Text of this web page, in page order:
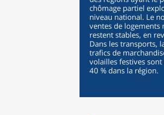
chômage partiel
niveau national. Le
ventes de logements
restent stables, en
Dans les transports,
trafics de
volailles festives
40 % dans la région.